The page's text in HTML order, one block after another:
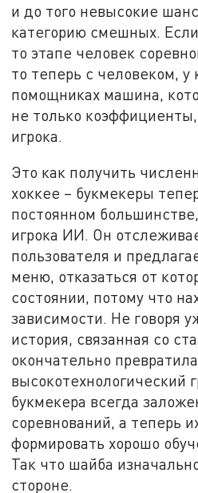
и до того невысокие
категорию смешных.
то этапе человек
то теперь с человеком, у
помощниках машина,
не только
игрока.
Это как получить
хоккее – букмекеры
постоянном
игрока ИИ. Он
пользователя и
меню, отказаться от
состоянии, потому что
зависимости. Не говоря
история, связанная со
окончательно
высокотехнологический
букмекера всегда
соревнований, а теперь
формировать хорошо
Так что шайба
стороне.